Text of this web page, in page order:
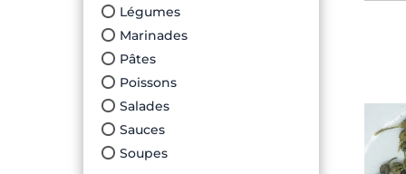
Légumes
Marinades
Pâtes
Poissons
Salades
Sauces
Soupes